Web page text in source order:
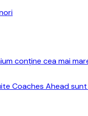
conține cea mai
Coaches Ahead